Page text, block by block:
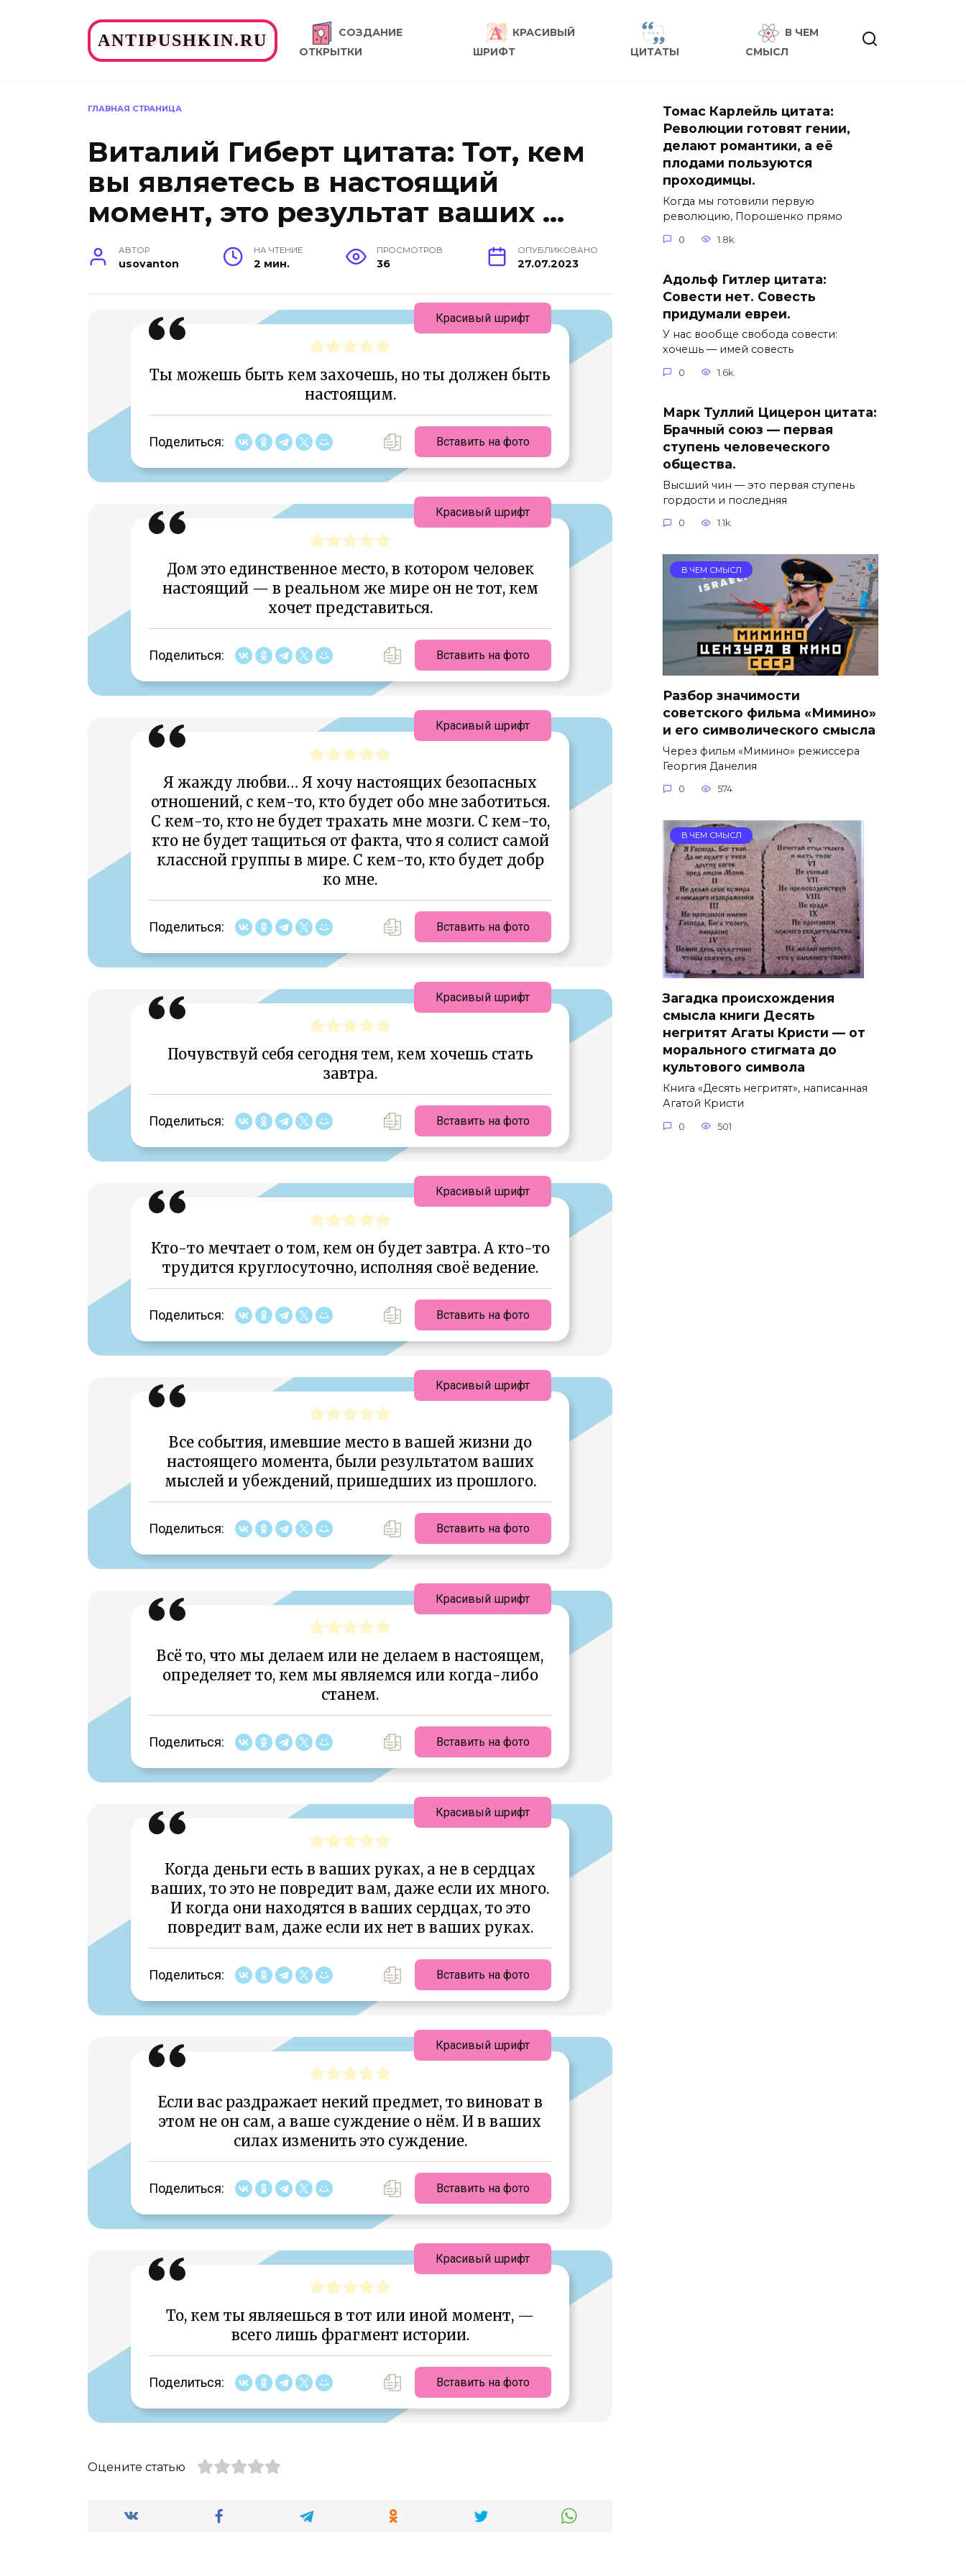
ANTIPUSHKIN.RU
СОЗДАНИЕ
ОТКРЫТКИ
КРАСИВЫЙ
ШРИФТ
ЦИТАТЫ
В ЧЕМ
СМЫСЛ
ГЛАВНАЯ СТРАНИЦА
Виталий Гиберт цитата: Тот, кем
вы являетесь в настоящий
момент, это результат ваших …
АВТОР
usovanton
НА ЧТЕНИЕ
2 мин.
ПРОСМОТРОВ
36
ОПУБЛИКОВАНО
27.07.2023
Ты можешь быть кем захочешь, но ты должен быть
настоящим.
Поделиться: Вставить на фото
Красивый шрифт
Дом это единственное место, в котором человек
настоящий — в реальном же мире он не тот, кем
хочет представиться.
Поделиться: Вставить на фото
Красивый шрифт
Я жажду любви… Я хочу настоящих безопасных
отношений, с кем-то, кто будет обо мне заботиться.
С кем-то, кто не будет трахать мне мозги. С кем-то,
кто не будет тащиться от факта, что я солист самой
классной группы в мире. С кем-то, кто будет добр
ко мне.
Поделиться: Вставить на фото
Красивый шрифт
Почувствуй себя сегодня тем, кем хочешь стать
завтра.
Поделиться: Вставить на фото
Красивый шрифт
Кто-то мечтает о том, кем он будет завтра. А кто-то
трудится круглосуточно, исполняя своё ведение.
Поделиться: Вставить на фото
Красивый шрифт
Все события, имевшие место в вашей жизни до
настоящего момента, были результатом ваших
мыслей и убеждений, пришедших из прошлого.
Поделиться: Вставить на фото
Красивый шрифт
Всё то, что мы делаем или не делаем в настоящем,
определяет то, кем мы являемся или когда-либо
станем.
Поделиться: Вставить на фото
Красивый шрифт
Когда деньги есть в ваших руках, а не в сердцах
ваших, то это не повредит вам, даже если их много.
И когда они находятся в ваших сердцах, то это
повредит вам, даже если их нет в ваших руках.
Поделиться: Вставить на фото
Красивый шрифт
Если вас раздражает некий предмет, то виноват в
этом не он сам, а ваше суждение о нём. И в ваших
силах изменить это суждение.
Поделиться: Вставить на фото
Красивый шрифт
То, кем ты являешься в тот или иной момент, —
всего лишь фрагмент истории.
Поделиться: Вставить на фото
Красивый шрифт
Оцените статью
Томас Карлейль цитата:
Революции готовят гении,
делают романтики, а её
плодами пользуются
проходимцы.
Когда мы готовили первую
революцию, Порошенко прямо
0 1.8k.
Адольф Гитлер цитата:
Совести нет. Совесть
придумали евреи.
У нас вообще свобода совести:
хочешь — имей совесть
0 1.6k.
Марк Туллий Цицерон цитата:
Брачный союз — первая
ступень человеческого
общества.
Высший чин — это первая ступень
гордости и последняя
0 1.1k.
В ЧЕМ СМЫСЛ
Разбор значимости
советского фильма «Мимино»
и его символического смысла
Через фильм «Мимино» режиссера
Георгия Данелия
0 574
В ЧЕМ СМЫСЛ
Загадка происхождения
смысла книги Десять
негритят Агаты Кристи — от
морального стигмата до
культового символа
Книга «Десять негритят», написанная
Агатой Кристи
0 501